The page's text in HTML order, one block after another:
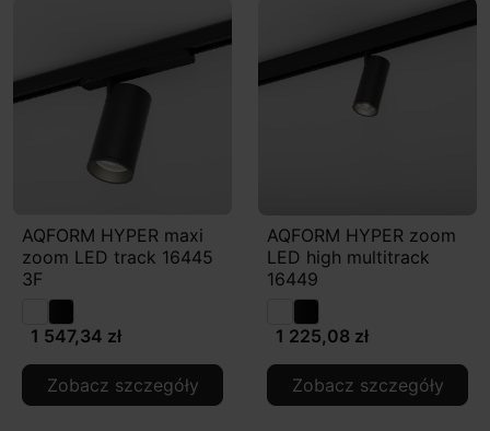
AQFORM HYPER maxi
zoom LED track 16445
3F
1 547,34 zł
Zobacz szczegóły
AQFORM HYPER zoom
LED high multitrack
16449
1 225,08 zł
Zobacz szczegóły